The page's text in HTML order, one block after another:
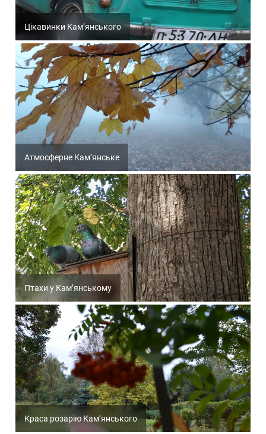
Цікавинки Кам’янського
Атмосферне Кам’янське
Птахи у Кам’янському
Краса розарію Кам’янського